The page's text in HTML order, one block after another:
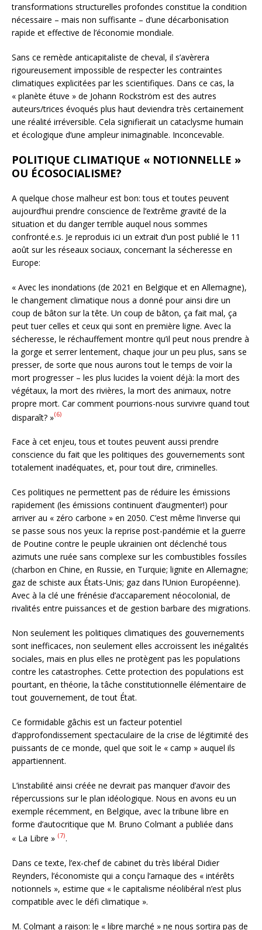
transformations structurelles profondes constitue la condition
nécessaire – mais non suffisante – d’une décarbonisation
rapide et effective de l’économie mondiale.
Sans ce remède anticapitaliste de cheval, il s’avèrera
rigoureusement impossible de respecter les contraintes
climatiques explicitées par les scientifiques. Dans ce cas, la
« planète étuve » de Johann Rockström est des autres
auteurs/trices évoqués plus haut deviendra très certainement
une réalité irréversible. Cela signifierait un cataclysme humain
et écologique d’une ampleur inimaginable. Inconcevable.
POLITIQUE CLIMATIQUE « NOTIONNELLE »
OU ÉCOSOCIALISME?
A quelque chose malheur est bon: tous et toutes peuvent
aujourd’hui prendre conscience de l’extrême gravité de la
situation et du danger terrible auquel nous sommes
confronté.e.s. Je reproduis ici un extrait d’un post publié le 11
août sur les réseaux sociaux, concernant la sécheresse en
Europe:
« Avec les inondations (de 2021 en Belgique et en Allemagne),
le changement climatique nous a donné pour ainsi dire un
coup de bâton sur la tête. Un coup de bâton, ça fait mal, ça
peut tuer celles et ceux qui sont en première ligne. Avec la
sécheresse, le réchauffement montre qu’il peut nous prendre à
la gorge et serrer lentement, chaque jour un peu plus, sans se
presser, de sorte que nous aurons tout le temps de voir la
mort progresser – les plus lucides la voient déjà: la mort des
végétaux, la mort des rivières, la mort des animaux, notre
propre mort. Car comment pourrions-nous survivre quand tout
disparaît? »(6)
Face à cet enjeu, tous et toutes peuvent aussi prendre
conscience du fait que les politiques des gouvernements sont
totalement inadéquates, et, pour tout dire, criminelles.
Ces politiques ne permettent pas de réduire les émissions
rapidement (les émissions continuent d’augmenter!) pour
arriver au « zéro carbone » en 2050. C’est même l’inverse qui
se passe sous nos yeux: la reprise post-pandémie et la guerre
de Poutine contre le peuple ukrainien ont déclenché tous
azimuts une ruée sans complexe sur les combustibles fossiles
(charbon en Chine, en Russie, en Turquie; lignite en Allemagne;
gaz de schiste aux États-Unis; gaz dans l’Union Européenne).
Avec à la clé une frénésie d’accaparement néocolonial, de
rivalités entre puissances et de gestion barbare des migrations.
Non seulement les politiques climatiques des gouvernements
sont inefficaces, non seulement elles accroissent les inégalités
sociales, mais en plus elles ne protègent pas les populations
contre les catastrophes. Cette protection des populations est
pourtant, en théorie, la tâche constitutionnelle élémentaire de
tout gouvernement, de tout État.
Ce formidable gâchis est un facteur potentiel
d’approfondissement spectaculaire de la crise de légitimité des
puissants de ce monde, quel que soit le « camp » auquel ils
appartiennent.
L’instabilité ainsi créée ne devrait pas manquer d’avoir des
répercussions sur le plan idéologique. Nous en avons eu un
exemple récemment, en Belgique, avec la tribune libre en
forme d’autocritique que M. Bruno Colmant a publiée dans
« La Libre » (7).
Dans ce texte, l’ex-chef de cabinet du très libéral Didier
Reynders, l’économiste qui a conçu l’arnaque des « intérêts
notionnels », estime que « le capitalisme néolibéral n’est plus
compatible avec le défi climatique ».
M. Colmant a raison: le « libre marché » ne nous sortira pas de